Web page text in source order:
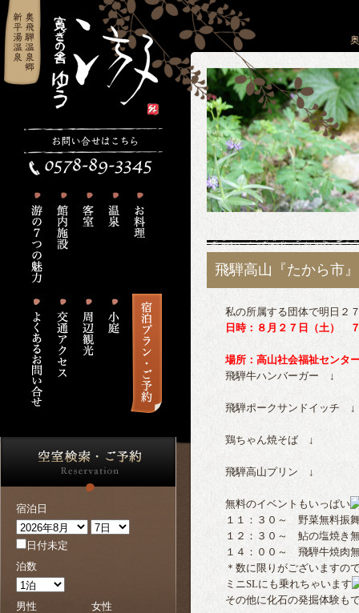
宿泊日
日付未定
泊数
男性
女性
飛騨高山『たから市
私の所属する団体で明日２
日時：８月２７日（土）　
場所：高山社会福祉センタ
飛騨牛ハンバーガー ↓
飛騨ポークサンドイッチ ↓
鶏ちゃん焼そば ↓
飛騨高山プリン ↓
無料のイベントもいっぱい
１１：３０～ 野菜無料振舞
１２：３０～ 鮎の塩焼き
１４：００～ 飛騨牛焼肉
＊数に限りがございますの
ミニSLにも乗れちゃいます
その他に化石の発掘体験も